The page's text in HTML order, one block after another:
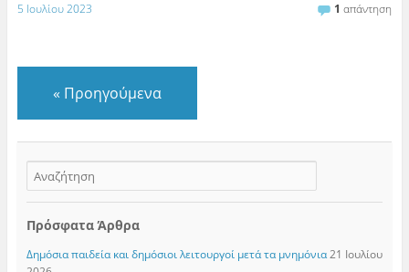
5 Ιουλίου 2023 1 απάντηση
« Προηγούμενα
Πρόσφατα Άρθρα
Δημόσια παιδεία και δημόσιοι λειτουργοί μετά τα μνημόνια 21 Ιουλίου